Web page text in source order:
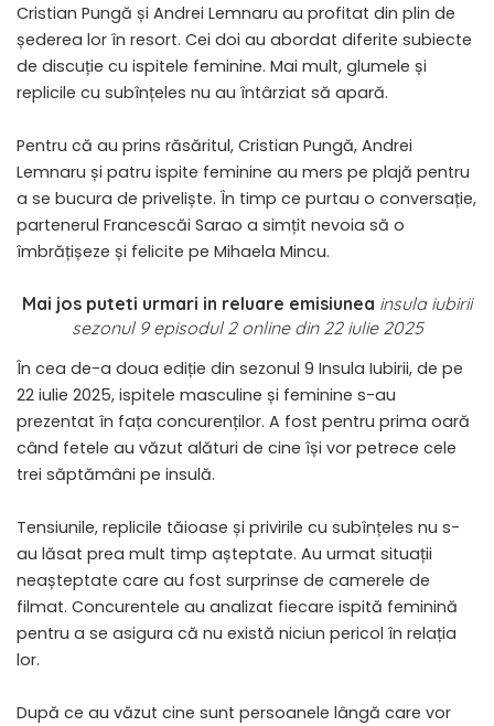
Cristian Pungă și Andrei Lemnaru au profitat din plin de
șederea lor în resort. Cei doi au abordat diferite subiecte
de discuție cu ispitele feminine. Mai mult, glumele și
replicile cu subînțeles nu au întârziat să apară.
Pentru că au prins răsăritul, Cristian Pungă, Andrei
Lemnaru și patru ispite feminine au mers pe plajă pentru
a se bucura de priveliște. În timp ce purtau o conversație,
partenerul Francescăi Sarao a simțit nevoia să o
îmbrățișeze și felicite pe Mihaela Mincu.
Mai jos puteti urmari in reluare emisiunea insula iubirii
sezonul 9 episodul 2 online din 22 iulie 2025
În cea de-a doua ediție din sezonul 9 Insula Iubirii, de pe
22 iulie 2025, ispitele masculine și feminine s-au
prezentat în fața concurenților. A fost pentru prima oară
când fetele au văzut alături de cine își vor petrece cele
trei săptămâni pe insulă.
Tensiunile, replicile tăioase și privirile cu subînțeles nu s-
au lăsat prea mult timp așteptate. Au urmat situații
neașteptate care au fost surprinse de camerele de
filmat. Concurentele au analizat fiecare ispită feminină
pentru a se asigura că nu există niciun pericol în relația
lor.
După ce au văzut cine sunt persoanele lângă care vor